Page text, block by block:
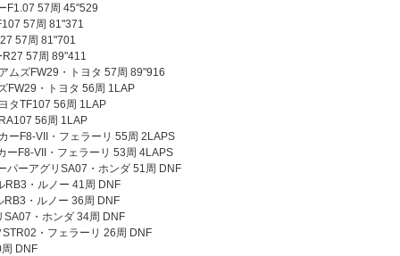
F1.07 57周 45"529
57周 81"371
57周 81"701
57周 89"411
ムズFW29・トヨタ 57周 89"916
FW29・トヨタ 56周 1LAP
タTF107 56周 1LAP
56周 1LAP
ーF8-VII・フェラーリ 55周 2LAPS
ーF8-VII・フェラーリ 53周 4LAPS
パーアグリSA07・ホンダ 51周 DNF
RB3・ルノー 41周 DNF
RB3・ルノー 36周 DNF
SA07・ホンダ 34周 DNF
・フェラーリ 26周 DNF
DNF